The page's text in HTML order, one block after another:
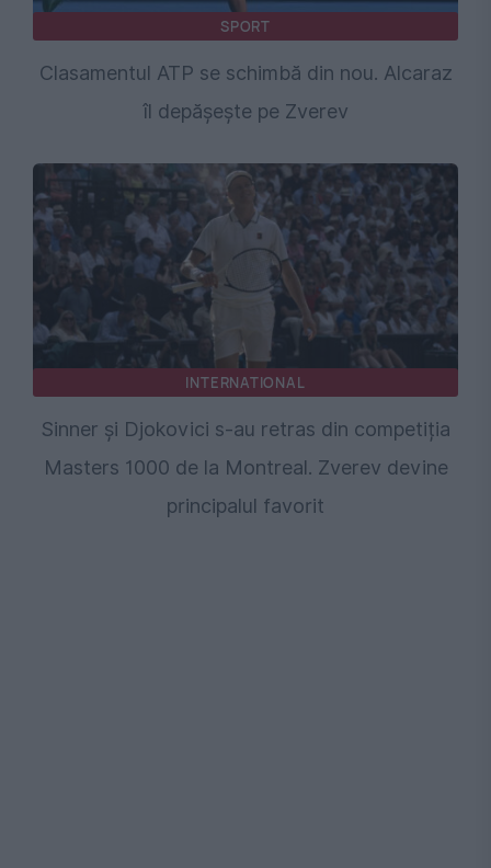
SPORT
Clasamentul ATP se schimbă din nou. Alcaraz
îl depășește pe Zverev
INTERNATIONAL
Sinner și Djokovici s-au retras din competiția
Masters 1000 de la Montreal. Zverev devine
principalul favorit